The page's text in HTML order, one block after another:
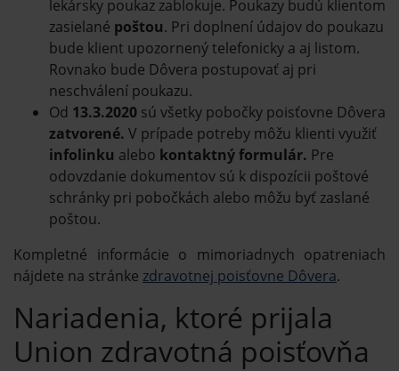
lekársky poukaz zablokuje. Poukazy budú klientom
zasielané poštou. Pri doplnení údajov do poukazu
bude klient upozornený telefonicky a aj listom.
Rovnako bude Dôvera postupovať aj pri
neschválení poukazu.
Od 13.3.2020 sú všetky pobočky poisťovne Dôvera
zatvorené. V prípade potreby môžu klienti využiť
infolinku alebo kontaktný formulár. Pre
odovzdanie dokumentov sú k dispozícii poštové
schránky pri pobočkách alebo môžu byť zaslané
poštou.
Kompletné informácie o mimoriadnych opatreniach
nájdete na stránke zdravotnej poisťovne Dôvera.
Nariadenia, ktoré prijala
Union zdravotná poisťovňa